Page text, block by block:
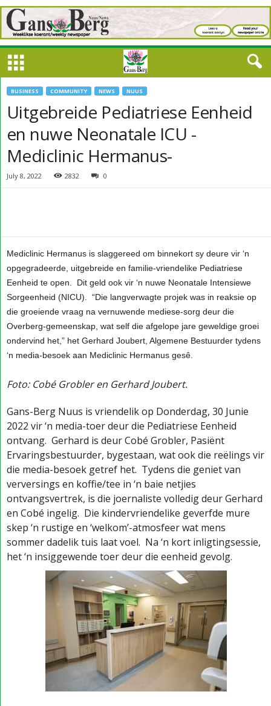
BUSINESS COMMUNITY NEWS NUUS
Uitgebreide Pediatriese Eenheid
en nuwe Neonatale ICU -
Mediclinic Hermanus-
July 8, 2022 2832 0
Mediclinic Hermanus is slaggereed om binnekort sy deure vir ‘n
opgegradeerde, uitgebreide en familie-vriendelike Pediatriese
Eenheid te open. Dit geld ook vir ‘n nuwe Neonatale Intensiewe
Sorgeenheid (NICU). “Die langverwagte projek was in reaksie op
die groeiende vraag na vernuwende mediese-sorg deur die
Overberg-gemeenskap, wat self die afgelope jare geweldige groei
ondervind het,” het Gerhard Joubert, Algemene Bestuurder tydens
‘n media-besoek aan Mediclinic Hermanus gesê.
Foto: Cobé Grobler en Gerhard Joubert.
Gans-Berg Nuus is vriendelik op Donderdag, 30 Junie
2022 vir ‘n media-toer deur die Pediatriese Eenheid
ontvang. Gerhard is deur Cobé Grobler, Pasiënt
Ervaringsbestuurder, bygestaan, wat ook die reëlings vir
die media-besoek getref het. Tydens die geniet van
verversings en koffie/tee in ‘n baie netjies
ontvangsvertrek, is die joernaliste volledig deur Gerhard
en Cobé ingelig. Die kindervriendelike geverfde mure
skep ‘n rustige en ‘welkom’-atmosfeer wat mens
sommer dadelik tuis laat voel. Na ‘n kort inligtingsessie,
het ‘n insiggewende toer deur die eenheid gevolg.